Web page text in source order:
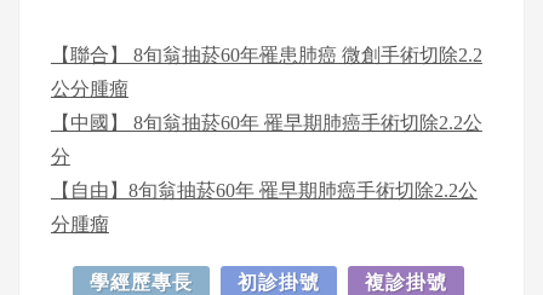
【聯合】 8旬翁抽菸60年罹患肺癌 微創手術切除2.2
公分腫瘤
【中國】 8旬翁抽菸60年 罹早期肺癌手術切除2.2公
分
【自由】8旬翁抽菸60年 罹早期肺癌手術切除2.2公
分腫瘤
學經歷專長 初診掛號 複診掛號